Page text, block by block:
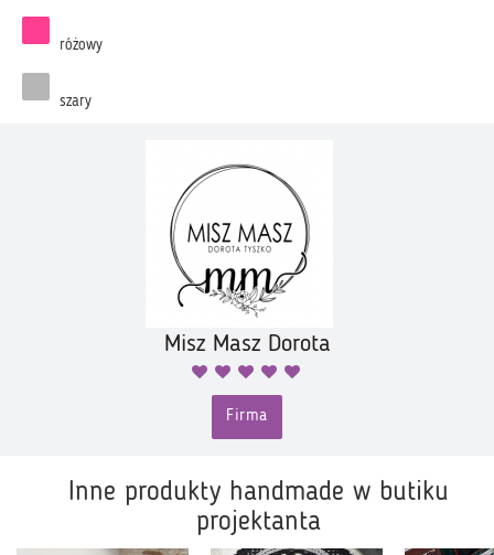
różowy
szary
Misz Masz Dorota
Firma
Inne produkty handmade w butiku
projektanta